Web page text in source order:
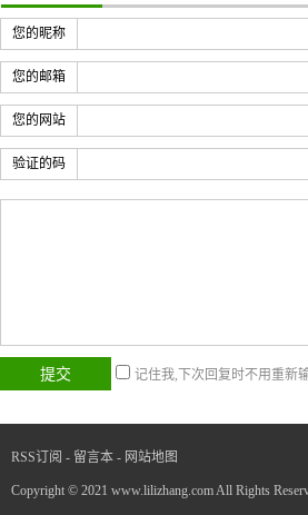
您的昵称
您的邮箱
您的网站
验证的码
记住我,下次回复时不用重新
RSS订阅 - 留言本 - 网站地图
Copyright © 2021 www.lilizhang.com All Rights